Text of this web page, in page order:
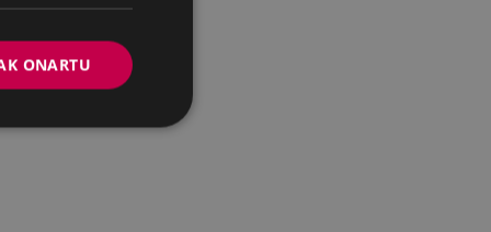
ONARTU